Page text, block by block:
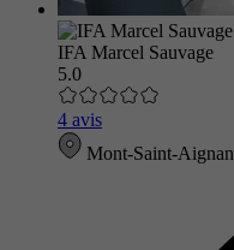
IFA Marcel Sauvage
5.0
4 avis
Mont-Saint-Aignan